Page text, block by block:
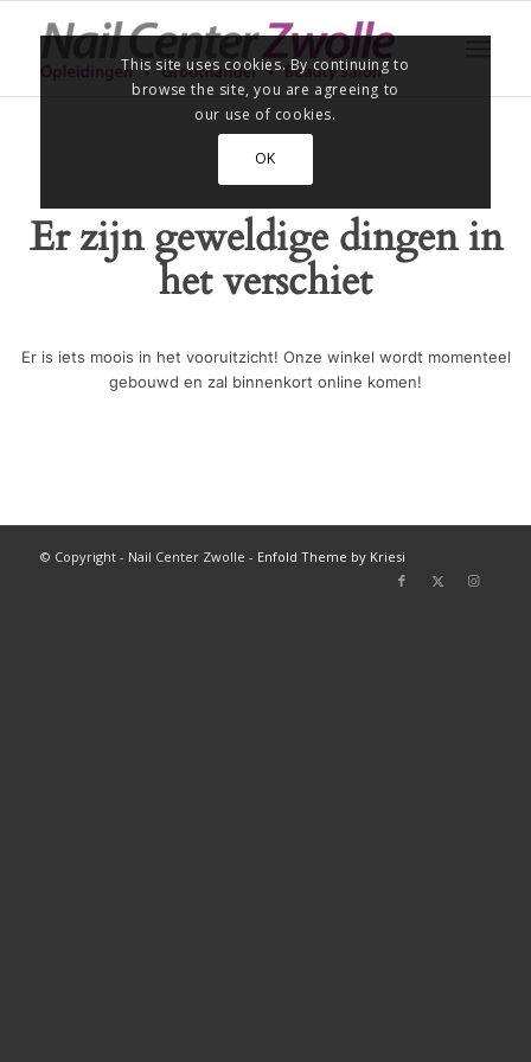
Er zijn geweldige dingen in
het verschiet
Er is iets moois in het vooruitzicht! Onze winkel wordt momenteel
gebouwd en zal binnenkort online komen!
© Copyright - Nail Center Zwolle - Enfold Theme by Kriesi
This site uses cookies. By continuing to
browse the site, you are agreeing to
our use of cookies.
OK